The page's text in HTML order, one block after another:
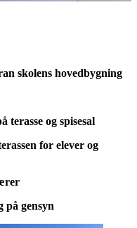
skolens hovedbygning
terasse og spisesal
for elever og
på gensyn